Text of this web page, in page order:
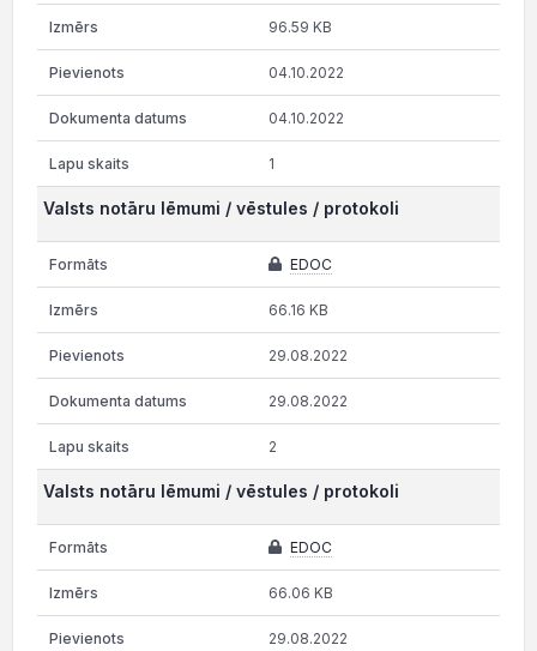
96.59 KB
04.10.2022
04.10.2022
1
Valsts notāru lēmumi / vēstules / protokoli
EDOC
66.16 KB
29.08.2022
29.08.2022
2
Valsts notāru lēmumi / vēstules / protokoli
EDOC
66.06 KB
29.08.2022